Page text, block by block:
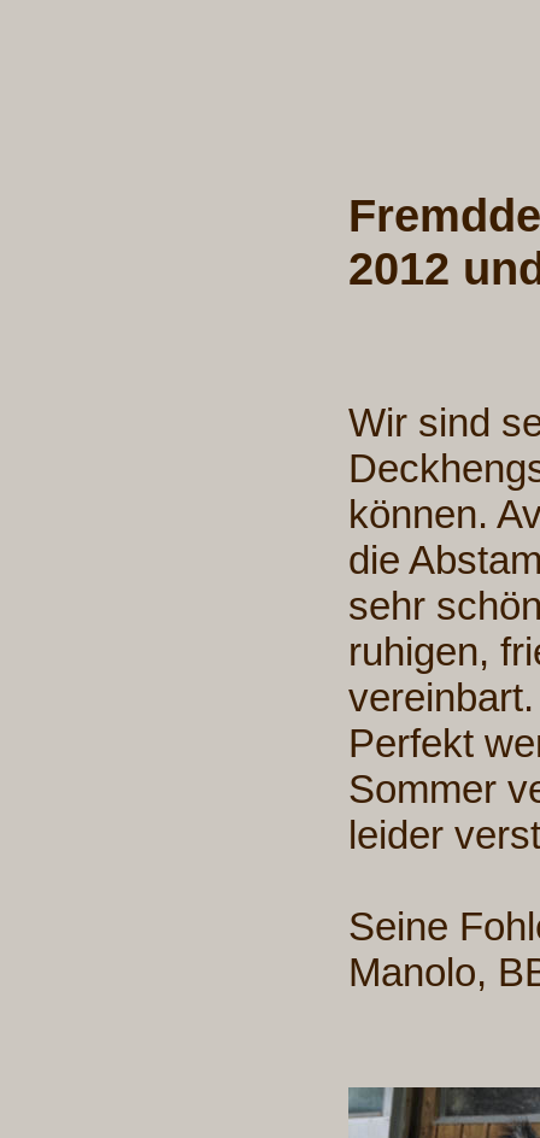
2012
Wir sind
können.
die
sehr
ruhigen,
Perfekt
Sommer
leider
Seine
Manolo,